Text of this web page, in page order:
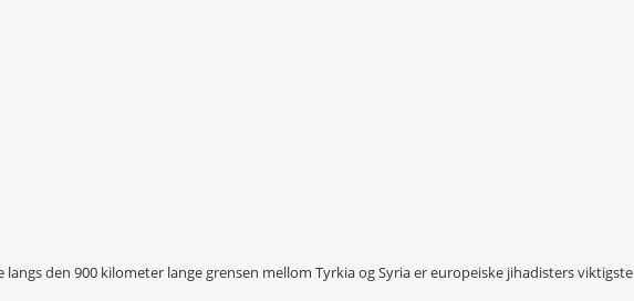
langs den 900 kilometer lange grensen mellom Tyrkia og Syria er europeiske jihadisters viktigste